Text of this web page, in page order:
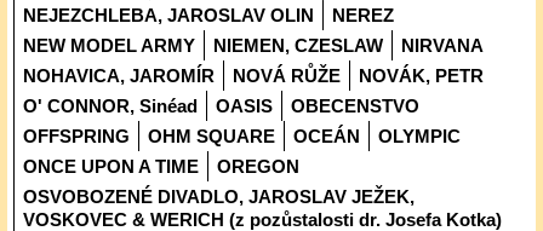
NEJEZCHLEBA, JAROSLAV OLIN
NEREZ
NEW MODEL ARMY
NIEMEN, CZESLAW
NIRVANA
NOHAVICA, JAROMÍR
NOVÁ RŮŽE
NOVÁK, PETR
O' CONNOR, Sinéad
OASIS
OBECENSTVO
OFFSPRING
OHM SQUARE OCEÁN
OLYMPIC
ONCE UPON A TIME
OREGON
OSVOBOZENÉ DIVADLO, JAROSLAV JEŽEK,
VOSKOVEC & WERICH (z pozůstalosti dr. Josefa Kotka)